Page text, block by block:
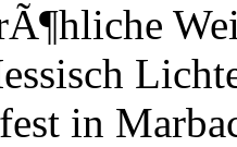
in